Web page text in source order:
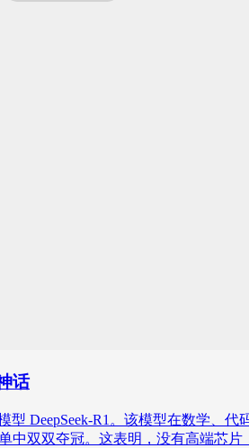
话
DeepSeek-R1。该模型在数学、代
中双双夺冠。这表明，没有高端